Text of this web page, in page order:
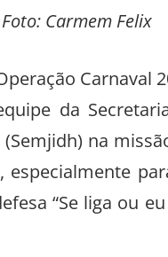
Carmem Felix
Carnaval
da
na
“Se liga ou